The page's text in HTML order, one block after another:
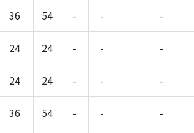
36 54 - - -
24 24 - - -
24 24 - - -
36 54 - - -